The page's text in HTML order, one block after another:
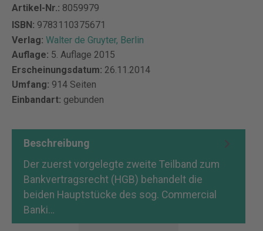
Artikel-Nr.: 8059979
ISBN: 9783110375671
Verlag: Walter de Gruyter, Berlin
Auflage: 5. Auflage 2015
Erscheinungsdatum: 26.11.2014
Umfang: 914 Seiten
Einbandart: gebunden
Beschreibung
Der zuerst vorgelegte zweite Teilband zum
Bankvertragsrecht (HGB) behandelt die
beiden Hauptstücke des sog. Commercial
Banki…